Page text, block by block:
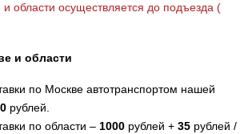
области осуществляется до подъезда (
и области
по Москве автотранспортом нашей
рублей.
по области – 1000 рублей + 35 рублей /